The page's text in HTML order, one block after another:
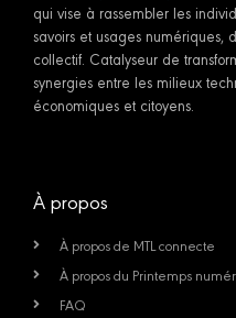
qui vise à rassembler les
savoirs et usages
collectif. Catalyseur de
synergies entre les milieux
économiques et citoyens.
À propos
À propos de MTL connecte
À propos du Printemps
FAQ